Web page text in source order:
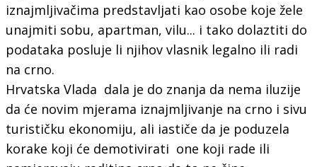
iznajmljivačima predstavljati kao osobe koje žele
unajmiti sobu, apartman, vilu... i tako dolaztiti do
podataka posluje li njihov vlasnik legalno ili radi
na crno.
Hrvatska Vlada dala je do znanja da nema iluzije
da će novim mjerama iznajmljivanje na crno i sivu
turističku ekonomiju, ali iastiče da je poduzela
korake koji će demotivirati one koji rade ili